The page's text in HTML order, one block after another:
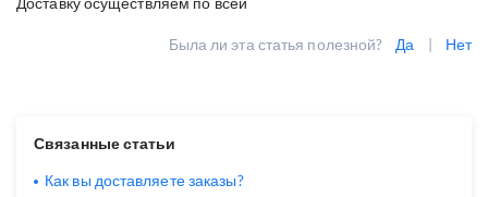
Была ли эта статья полезной? Да | Нет
Связанные статьи
Как вы доставляете заказы?